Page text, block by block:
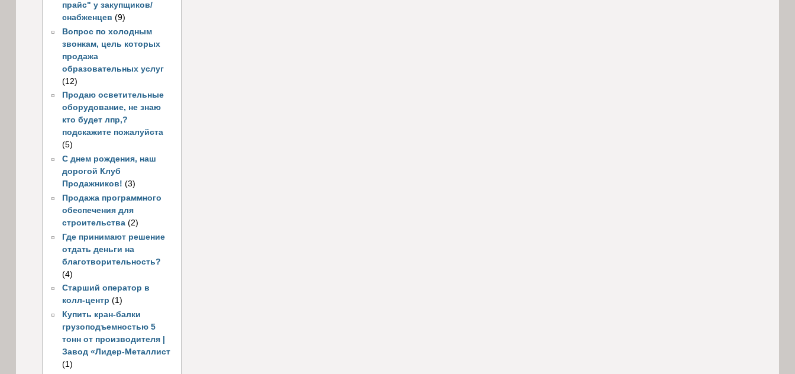
прайс" у закупщиков/
снабженцев (9)
Вопрос по холодным
звонкам, цель которых
продажа
образовательных услуг
(12)
Продаю осветительные
оборудование, не знаю
кто будет лпр,?
подскажите пожалуйста
(5)
С днем рождения, наш
дорогой Клуб
Продажников! (3)
Продажа программного
обеспечения для
строительства (2)
Где принимают решение
отдать деньги на
благотворительность?
(4)
Старший оператор в
колл-центр (1)
Купить кран-балки
грузоподъемностью 5
тонн от производителя |
Завод «Лидер-Металлист
(1)